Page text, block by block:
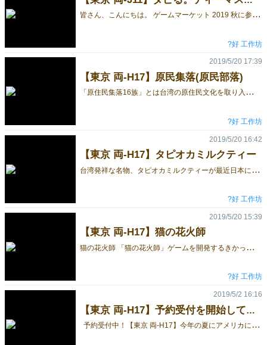
皆
さん、こんにちは。 ゲームマーケット 2019 秋に参加し、よろしくお願いいたします。 ブース番号は、【東京 両-J11】です。 予約受付中！【東京 両-J11】今年の夏にアメリカにも発売するという大人気ゲームタピオカミルクティーが東京にやってまいりました！ ティーマスタゲーム！タピオカミルクティー プレイ人数：1-5人 時間：20分 年齢：8才以上 日本語ルール付 台湾のバンドシェイクティー専門店へようこそ！ティーマスターになって頂き、お客様の注文をたくさん作りましょう！ 猫タウワー 対象年齢: 4歲以上 適応人数: 2～4人 所要時間: 約10分間～15分間 ゲームの目的：手札の猫カードをを早く出し切ったプレイヤーが勝利者になります。 遊び方：手番が回ってきたら、サイコロを振り、プレイヤーはサイコロの出目に相応した動きをします。 原民部落 プレイ人数：3～6人 時間：15~30分 年齢：6才以上 日本語ルール付 台湾には16もの原住民が存在している。 彼らは文字を持たず文化の伝承は長老の言い伝えのみで行われている。 あなたは郷土研究員となって台湾各地で行われるお祭りを巡り、 彼らの「文明の欠片」を集めて、研究成果（得点）をゲットしよう！ 16族もの原住民集落へ探索し、台湾の各地で文化の欠片を集め、研究結果をたくさん得た者が勝者になります！ 予約受付中！【東京 両-J11】今年の夏にアメリカにも発売するという大人気ゲームタピオカミルクティーが大阪にやってまいりました！
?好 工作坊
【東京 両-H17】原民集落(原民部落)
「
原住民集落16族」とは台湾の原住民文化を取り入れ、楽しく交流することを重じるゲームです。台湾という小さいな島で16族もあるなんて、最初は驚きを隠せませんでした。調べによりますと、1898年から人類科学者、日本の方、伊能嘉矩氏が一番最初に原住民に関する研究をしてくれました。残してくれた結果は8族の的分布地域や文化の特徴でした。地理的な位置からみると、確かに台湾は東南アジア、中国、日本、オーストラリアなどから、潮に乗せてくればどちかからも遠くはないかもしれません。 そして、近代になるといろいろな鑑識を行った結果、16族もあることが分かりました。2018年にオーストラリアの原住民が台湾で祖先の根源を辿り、言葉が通じる報道を観たときに、人類や言葉起源、そして研究の大切さに感動を覚えました。 原住民には文字がないため、文化を保存する手段は代々伝わることに頼るしかないが、それが文化消滅の始まりでもあります。我々は研究者たちが残してくれたデータを頼りに、各地から文化の欠片を集めるしかできません。プレイヤー各族のお祭りに参加し、研究結果を残しつづ、ボーナス効果を発揮しましょう！ご時間がありましたら、ぜひ手に取手みてください。ご支持いただけますよう何卒宜しくお願い致します。 予約受付中！2019東京ゲームマーケットの予約フォーム ブース番号【H17】 ハロー工房、土日両日！ #猫タワー #ゲムマ #ゲームマーケット #ボードゲーム #boardgame #ＡＺＡ
2019/5/20 17:39
?好 工作坊
【東京 両-H17】タピオカミルクティー
台
湾発祥な名物、タピオカミルクティーが最近日本にも人気だと聞きました。同じ愛飲者として、大変嬉しく思います。 ゲームに文化なんぞを取り入れるのは難しくてポピュラーなやり方ではない！という声がよく聞きます。しかし、ゲームデザインとして、ゲーム性、面白さ、かわいいデザイン以外なものを、台湾人しかできないものとは何かを思案した結果、実現させたい企画がある！のがこのゲームです。 当初、いろいろなスポンサーに提案した際、これは難しいという返事ばかりなのが印象的でした。なにせ、カード以外な内容が本物の無毒なシェッカや透明カードにカラー印刷、サイコロ多数使用…本当は自分もハイコストハイリスクな提案だと思っていたからです。 パートナーのお陰様で出版した後、台湾の誠品書店、免税店観光客や日本のすごろく屋さんからご贔屓もらい、この台湾文化、パズルゲームに空間概念（2Dから3D）、画像認識、反応対応などを入れたゲーム「タピオカミルクティー」が無事に売れました。そして、今年の6月にアメリカにも出版することになります。 再販することにあたり、アメリカのパートナーと相談したうえで、透明カードをより使いやすく大きしたり、カード上の3ヵ国も文字から実際に注文できるように発音に変えたりしてみました。 遊び方は初心者向けから上級者まで3つあります。ご時間がありましたら、ぜひ手に取手みてください。ご支持いただけますよう何卒宜しくお願い致します。 予約受付中！【東京 両-H17】今年の夏にアメリカにも発売するという大人気ゲームタピオカミルクティーが東京にやってまいりました！ #猫タワー #ゲムマ #ゲームマーケット #ボードゲーム #boardgame #ＡＺＡ
2019/5/20 16:42
?好 工作坊
【東京 両-H17】猫の花火師
猫
の花火師 「猫の花火師」ゲームを開発するきかっけが最近、台湾のテレビ局取材で聞かれて、みなさんがこんなことに興味をもつとは思わなかったもので、日本語に訳してもらい、書いてみましたと。 それは2016年のある出来ことから最初のヒントをもらった。ある休日、小学校1年生の甥と自作のゲームを遊んでいた。たまたま、木製のサイコロが厚めのパネル備品箱に落ち、パネルがぱっとひっくり返した。甥がそれに興味をもち、サイコロを何回も備品箱に投入したのをみて、白いパネルの一面にキャラクターシールを貼り、キャラクターを多く見せた人が勝ち！という単純なゲームを即興に作り、負けず嫌いな甥が夢中になり、笑ったことがすごく印象に残った。 その後、GM参加をするため日本へ行き、いつもの適当観光日程に両国の花火資料館にふらっと行ったら、展示されたよく整理された花火の由来や種類に感動し、その午後の思いと連動した結果、「猫の花火師」ゲームの思案が思い浮かべた。 ゲームを開発する段階、サンプルを2017年5月のGMに持っていたら、日本のプレイヤーたちに大変喜んでもらい、BGGの取材や日本テレビZERO番組まで載せてもらったことに大変感銘を覚えた。 現在では台湾、ドイツ、アメリカに出版される「猫の花火師」ですが、ゲームの楽しさをもっと知ってもらいたいと願っております。コミュ障な自分がボードゲームに助けてもらった分、人間関係が疎遠しがちな現在だからこそ、親子関係や友人関係をボードゲームでより緊密にしてもらえればと考えております。すでにご支持して頂いた方々には感謝の気持ちを申し上げたく存じます。まだ入手していない方にはご時間がある際に、ブースにて試遊していただければ幸いです。 予約受付中！2019東京ゲームマーケットの予約フォーム ブース番号【H17】 ハロー工房、土日両日！ #猫タワー #ゲムマ #ゲームマーケット #ボードゲーム #boardgame #ＡＺＡ
2019/5/20 15:39
?好 工作坊
【東京 両-H17】予約受付を開始しています！
予約受付中！【東京 両-H17】今年の夏にアメリカにも発売するという大人気ゲームタピオカミルクティーが東京にやってまいりました！
2019/5/2 16:16